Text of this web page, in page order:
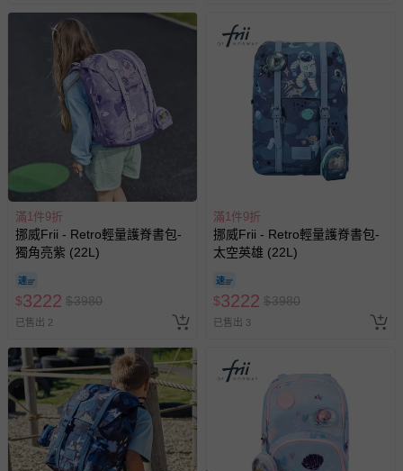
滿1件9折
挪威Frii - Retro輕量護脊書包-
獨角亮紫 (22L)
$3222 $3980
已售出 2
滿1件9折
挪威Frii - Retro輕量護脊書包-
太空英雄 (22L)
$3222 $3980
已售出 3